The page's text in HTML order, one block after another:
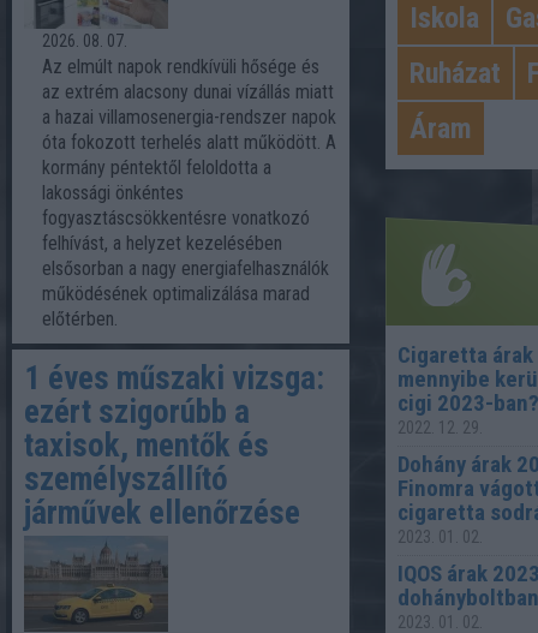
2026. 08. 07.
Az elmúlt napok rendkívüli hősége és
az extrém alacsony dunai vízállás miatt
a hazai villamosenergia-rendszer napok
óta fokozott terhelés alatt működött. A
kormány péntektől feloldotta a
lakossági önkéntes
fogyasztáscsökkentésre vonatkozó
felhívást, a helyzet kezelésében
elsősorban a nagy energiafelhasználók
működésének optimalizálása marad
előtérben.
1 éves műszaki vizsga:
ezért szigorúbb a
taxisok, mentők és
személyszállító
járművek ellenőrzése
Iskola
Ruházat
Áram
Cigaretta
mennyibe
cigi 2023-ban?
2022. 12. 29.
Dohány árak
Finomra
cigaretta
2023. 01. 02.
IQOS árak
2023. 01. 02.